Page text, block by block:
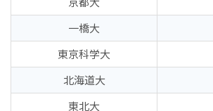
一橋大
東京科学大
北海道大
東北大